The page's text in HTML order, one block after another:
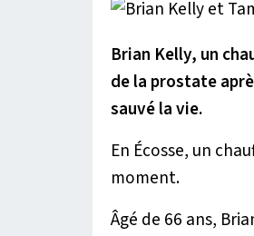
Brian Kelly, un
de la prostate
sauvé la vie.
En Écosse, un
moment.
Âgé de 66 ans,